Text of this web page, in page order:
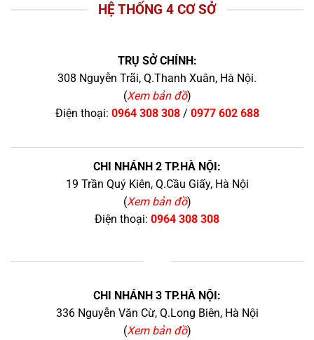
HỆ THỐNG 4 CƠ SỞ
TRỤ SỞ CHÍNH:
308 Nguyễn Trãi, Q.Thanh Xuân, Hà Nội.
(Xem bản đồ)
Điện thoại: 0964 308 308/ 0977 602 688
CHI NHÁNH 2 TP.HÀ NỘI:
19 Trần Quý Kiên, Q.Cầu Giấy, Hà Nội
(Xem bản đồ)
Điện thoại: 0964 308 308
CHI NHÁNH 3 TP.HÀ NỘI:
336 Nguyễn Văn Cừ, Q.Long Biên, Hà Nội
(Xem bản đồ)